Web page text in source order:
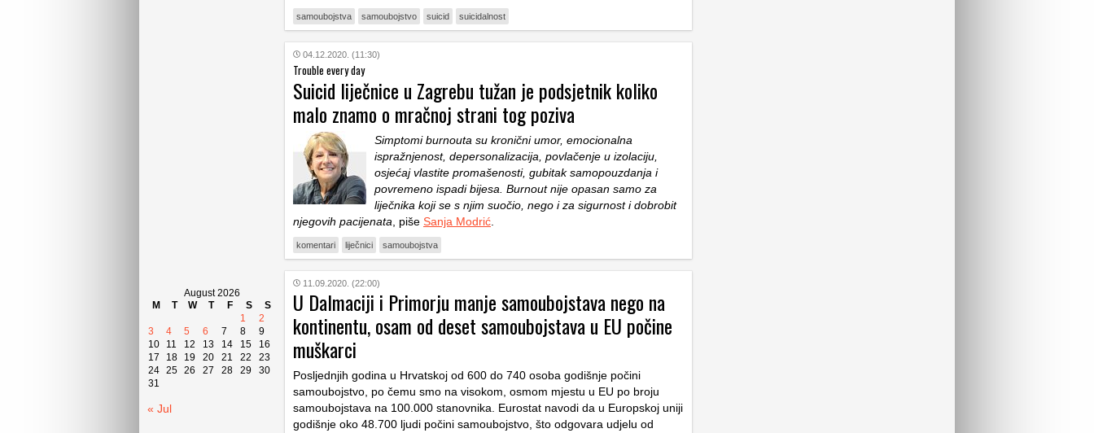
August 2026
M
T W T F S
S
1
2
3
4 5 6 7 8
9
10
11 12 13 14 15
16
17
18 19 20 21 22
23
24 25 26 27 28 29
30
31
« Jul
samoubojstva samoubojstvo suicid suicidalnost
04.12.2020. (11:30)
Trouble every day
Suicid liječnice u Zagrebu tužan je podsjetnik koliko
malo znamo o mračnoj strani tog poziva
Simptomi burnouta su kronični umor, emocionalna
ispražnjenost, depersonalizacija, povlačenje u izolaciju,
osjećaj vlastite promašenosti, gubitak samopouzdanja i
povremeno ispadi bijesa. Burnout nije opasan samo za
liječnika koji se s njim suočio, nego i za sigurnost i dobrobit
njegovih pacijenata , piše Sanja Modrić
komentari liječnici samoubojstva
11.09.2020. (22:00)
U Dalmaciji i Primorju manje samoubojstava nego na
kontinentu, osam od deset samoubojstava u EU počine
muškarci
Posljednjih godina u Hrvatskoj od 600 do 740 osoba godišnje počini
samoubojstvo, po čemu smo na visokom, osmom mjestu u EU po broju
samoubojstava na 100.000 stanovnika. Eurostat navodi da u Europskoj uniji
godišnje oko 48.700 ljudi počini samoubojstvo, što odgovara udjelu od